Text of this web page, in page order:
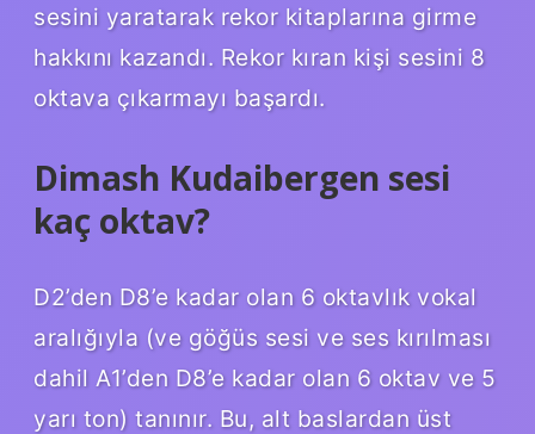
sesini yaratarak rekor kitaplarına girme
hakkını kazandı. Rekor kıran kişi sesini 8
oktava çıkarmayı başardı.
Dimash Kudaibergen sesi
kaç oktav?
D2’den D8’e kadar olan 6 oktavlık vokal
aralığıyla (ve göğüs sesi ve ses kırılması
dahil A1’den D8’e kadar olan 6 oktav ve 5
yarı ton) tanınır. Bu, alt baslardan üst